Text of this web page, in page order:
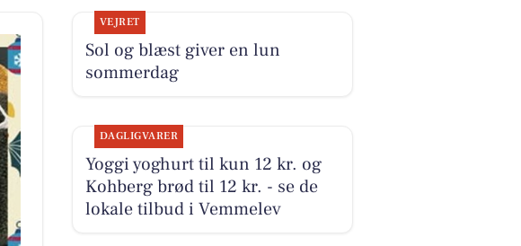
VEJRET
Sol og blæst giver en lun
sommerdag
DAGLIGVARER
Yoggi yoghurt til kun 12 kr. og
Kohberg brød til 12 kr. - se de
lokale tilbud i Vemmelev